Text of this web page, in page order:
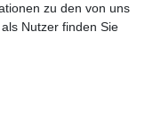
zu den von uns
Nutzer finden Sie